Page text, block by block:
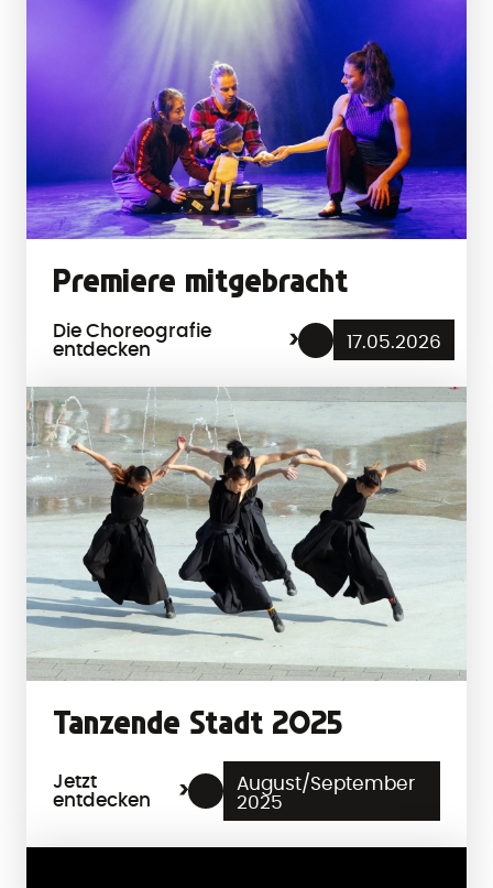
Premiere mitgebracht
Die Choreografie
entdecken
17.05.2026
Tanzende Stadt 2025
Jetzt
entdecken
August/September
2025